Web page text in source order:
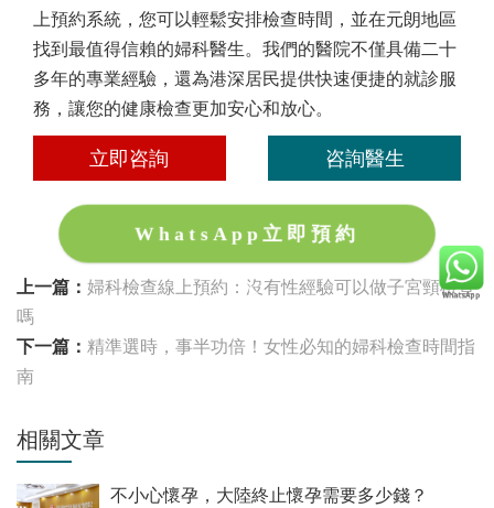
上預約系統，您可以輕鬆安排檢查時間，並在元朗地區
找到最值得信賴的婦科醫生。我們的醫院不僅具備二十
多年的專業經驗，還為港深居民提供快速便捷的就診服
務，讓您的健康檢查更加安心和放心。
立即咨詢 咨詢醫生
WhatsApp立即預約
上一篇： 婦科檢查線上預約：沒有性經驗可以做子宮頸檢查
嗎
下一篇： 精準選時，事半功倍！女性必知的婦科檢查時間指
南
相關文章
不小心懷孕，大陸終止懷孕需要多少錢？